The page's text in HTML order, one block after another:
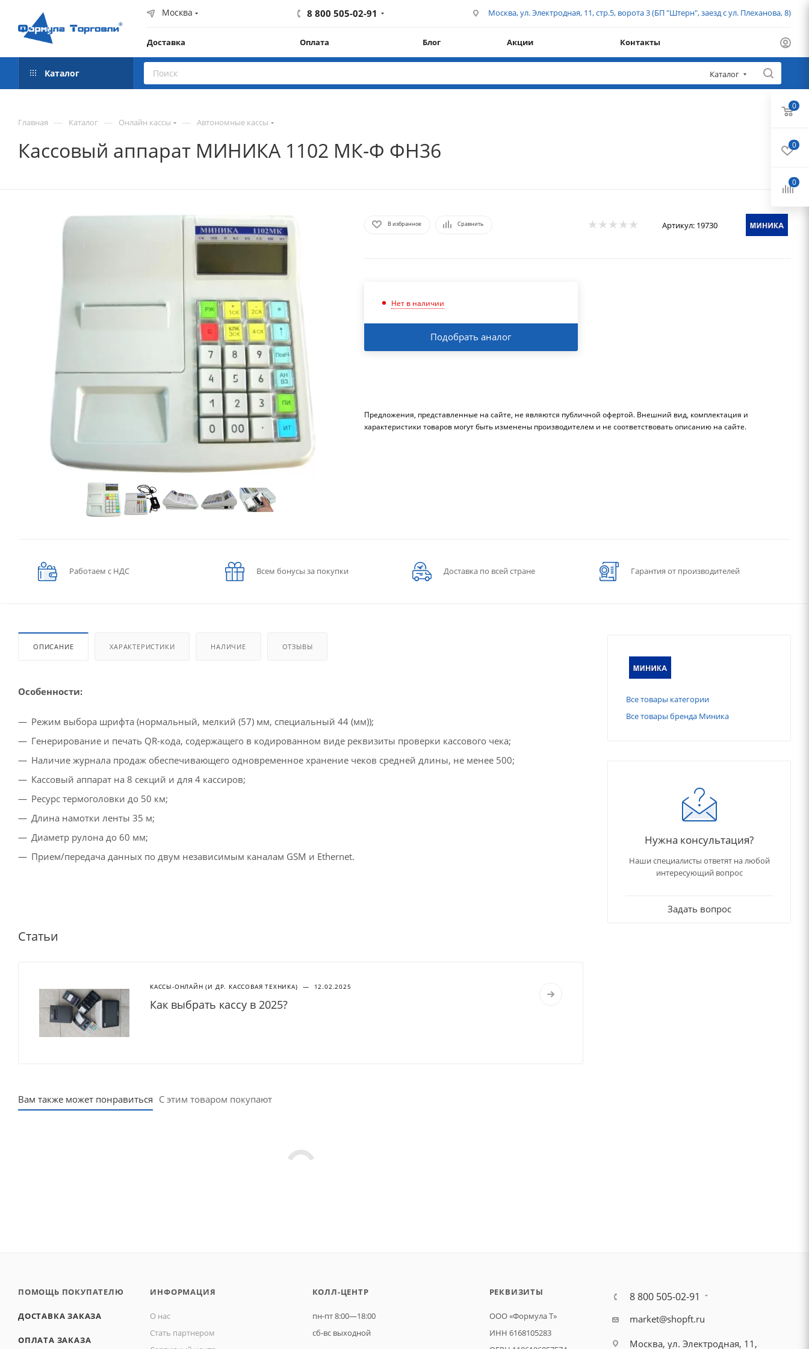
Москва 8 800 505-02-91 Москва, ул. Электродная, 11, стр.5, ворота 3 (БП "Штерн", заезд с ул. Плеханова, 8)
Доставка Оплата Блог Акции Контакты
Каталог Каталог
Главная — Каталог — Онлайн кассы — Автономные кассы
Кассовый аппарат МИНИКА 1102 МК-Ф ФН36
В избранное Сравнить Артикул: 19730
Нет в наличии
Подобрать аналог
Предложения, представленные на сайте, не являются публичной офертой. Внешний вид, комплектация и
характеристики товаров могут быть изменены производителем и не соответствовать описанию на сайте.
Работаем с НДС Всем бонусы за покупки Доставка по всей стране Гарантия от производителей
ОПИСАНИЕ ХАРАКТЕРИСТИКИ НАЛИЧИЕ ОТЗЫВЫ
Особенности:
Режим выбора шрифта (нормальный, мелкий (57) мм, специальный 44 (мм));
Генерирование и печать QR-кода, содержащего в кодированном виде реквизиты проверки кассового чека;
Наличие журнала продаж обеспечивающего одновременное хранение чеков средней длины, не менее 500;
Кассовый аппарат на 8 секций и для 4 кассиров;
Ресурс термоголовки до 50 км;
Длина намотки ленты 35 м;
Диаметр рулона до 60 мм;
Прием/передача данных по двум независимым каналам GSM и Ethernet.
Статьи
КАССЫ-ОНЛАЙН (И ДР. КАССОВАЯ ТЕХНИКА) — 12.02.2025
Как выбрать кассу в 2025?
Вам также может понравиться С этим товаром покупают
Все товары категории
Все товары бренда Миника
Нужна консультация?
Наши специалисты ответят на любой
интересующий вопрос
Задать вопрос
ПОМОЩЬ ПОКУПАТЕЛЮ
ДОСТАВКА ЗАКАЗА
ОПЛАТА ЗАКАЗА
ИНФОРМАЦИЯ
О нас
Стать партнером
КОЛЛ-ЦЕНТР
пн-пт 8:00—18:00
сб-вс выходной
РЕКВИЗИТЫ
ООО «Формула Т»
ИНН 6168105283
8 800 505-02-91
market@shopft.ru
Москва, ул. Электродная, 11,
0
0
0